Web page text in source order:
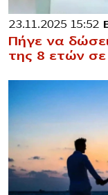
23.11.2025 15:52
Πήγε να
της 8 ετών